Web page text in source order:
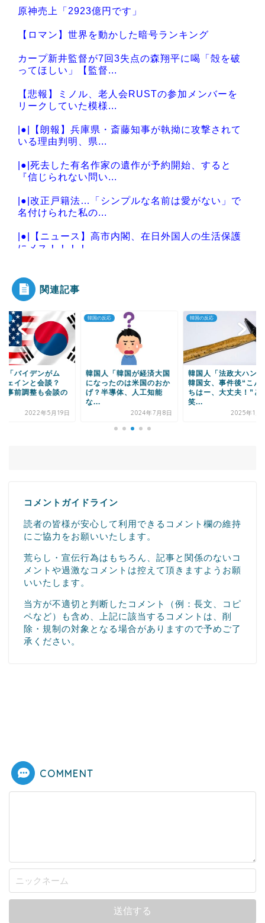
Powered by livedoor 相互RSS
原神売上「2923億円です」
【ロマン】世界を動かした暗号ランキング
カープ新井監督が7回3失点の森翔平に喝「殻を破
ってほしい」【監督...
【悲報】ミノル、老人会RUSTの参加メンバーを
リークしていた模様...
|●|【朗報】兵庫県・斎藤知事が執拗に攻撃されて
いる理由判明、県...
|●|死去した有名作家の遺作が予約開始、すると
『信じられない問い...
|●|改正戸籍法…「シンプルな名前は愛がない」で
名付けられた私の...
|●|【ニュース】高市内閣、在日外国人の生活保護
にメス！！！！
Powered by livedoor 相互RSS
関連記事
反応
人「韓国が経済大国
ったのは米国のおか
半導体、人工知能
2024年7月8日
韓国の反応
韓国人「法政大ハンマー
韓国女、事件後“こんに
ちはー、大丈夫！”と
笑...
2025年1月13日
韓国の反応
韓国人「韓国が観光
本にそんなに負けて
と思う理由をご覧く
さ...
2025年5
コメントガイドライン
読者の皆様が安心して利用できるコメント欄の維持
にご協力をお願いいたします。
荒らし・宣伝行為はもちろん、記事と関係のないコ
メントや過激なコメントは控えて頂きますようお願
いいたします。
当方が不適切と判断したコメント（例：長文、コピ
ペなど）も含め、上記に該当するコメントは、削
除・規制の対象となる場合がありますので予めご了
承ください。
COMMENT